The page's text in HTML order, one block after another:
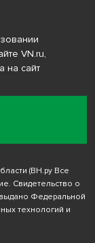
VN.ru,
на сайт
(ВН.ру Все
Свидетельство о
Федеральной
технологий и